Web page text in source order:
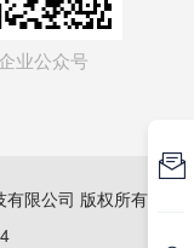
业公众号
限公司 版权所有
